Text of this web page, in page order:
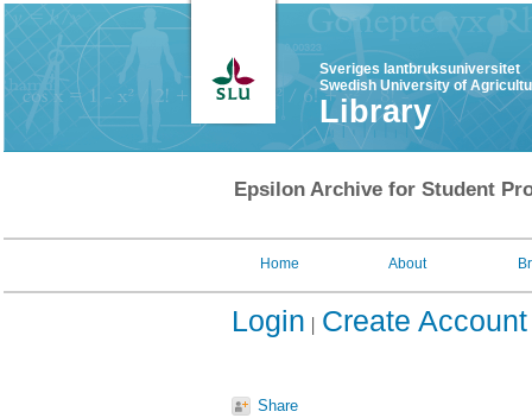
Sveriges lantbruksuniversitet
Swedish University of
Library
Epsilon Archive for Student
Home About
Login Create Account
Share